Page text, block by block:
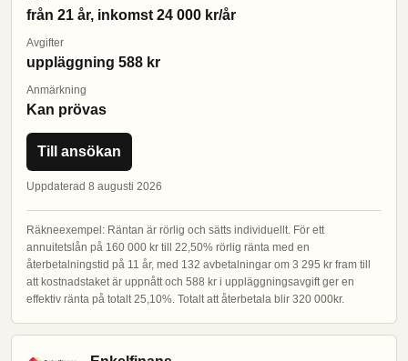
från 21 år, inkomst 24 000 kr/år
Avgifter
uppläggning 588 kr
Anmärkning
Kan prövas
Till ansökan
Uppdaterad 8 augusti 2026
Räkneexempel: Räntan är rörlig och sätts individuellt. För ett
annuitetslån på 160 000 kr till 22,50% rörlig ränta med en
återbetalningstid på 11 år, med 132 avbetalningar om 3 295 kr fram till
att kostnadstaket är uppnått och 588 kr i uppläggningsavgift ger en
effektiv ränta på totalt 25,10%. Totalt att återbetala blir 320 000kr.